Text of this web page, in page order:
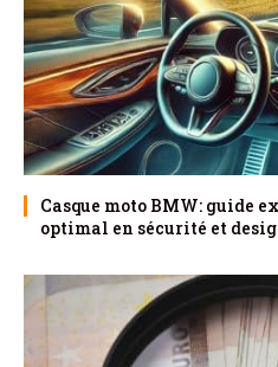
Casque moto BMW: guide
optimal en sécurité et